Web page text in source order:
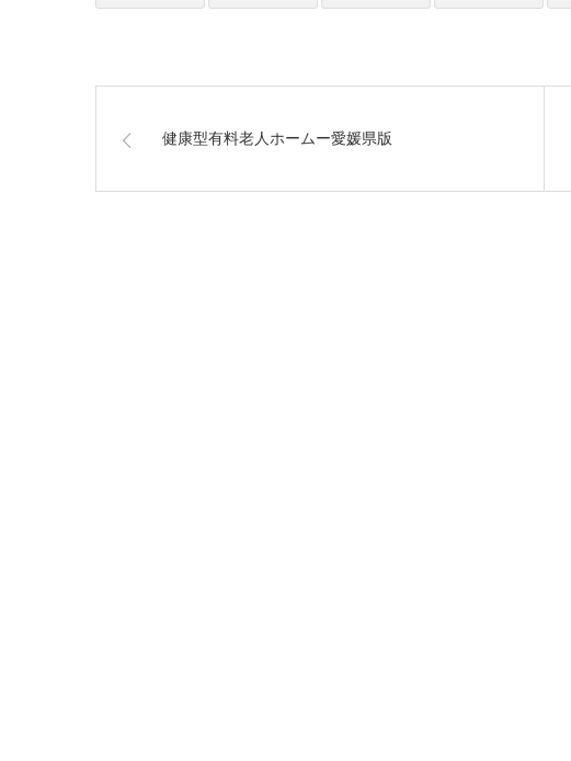
健康型有料老人ホームー愛媛県版